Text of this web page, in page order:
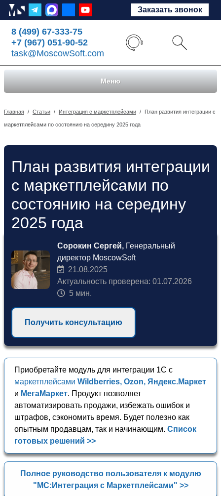
Заказать звонок
8 (499) 67-333-75
+7 (967) 051-90-52
task@MoscowSoft.com
Меню
Главная / Статьи / Интеграция с маркетплейсами / План развития интеграции с
маркетплейсами по состоянию на середину 2025 года
План развития интеграции
с маркетплейсами по
состоянию на середину
2025 года
Сорокин Сергей, Генеральный
директор MoscowSoft
21.08.2025
Актуальность проверена: 01.07.2026
5 мин.
Получить консультацию
Приобретайте модуль для интеграции 1С с
маркетплейсами Wildberries, Ozon, Яндекс.Маркет
и МегаМаркет. Продукт позволяет
автоматизировать продажи, избежать ошибок и
штрафов, сэкономить время. Будет полезно как
опытным продавцам, так и начинающим. Список
готовых решений >>
Полное руководство пользователя к модулю
"МС:Интеграция с Маркетплейсами" >>